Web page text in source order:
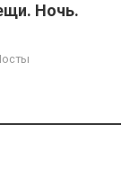
Ночь.